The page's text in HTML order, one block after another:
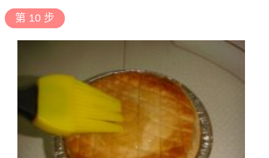
第 10 步